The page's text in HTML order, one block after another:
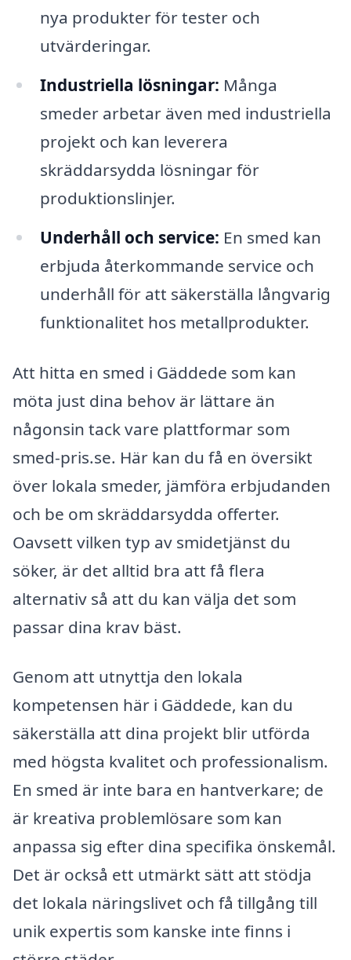
nya produkter för tester och
utvärderingar.
Industriella lösningar: Många
smeder arbetar även med industriella
projekt och kan leverera
skräddarsydda lösningar för
produktionslinjer.
Underhåll och service: En smed kan
erbjuda återkommande service och
underhåll för att säkerställa långvarig
funktionalitet hos metallprodukter.
Att hitta en smed i Gäddede som kan
möta just dina behov är lättare än
någonsin tack vare plattformar som
smed-pris.se. Här kan du få en översikt
över lokala smeder, jämföra erbjudanden
och be om skräddarsydda offerter.
Oavsett vilken typ av smidetjänst du
söker, är det alltid bra att få flera
alternativ så att du kan välja det som
passar dina krav bäst.
Genom att utnyttja den lokala
kompetensen här i Gäddede, kan du
säkerställa att dina projekt blir utförda
med högsta kvalitet och professionalism.
En smed är inte bara en hantverkare; de
är kreativa problemlösare som kan
anpassa sig efter dina specifika önskemål.
Det är också ett utmärkt sätt att stödja
det lokala näringslivet och få tillgång till
unik expertis som kanske inte finns i